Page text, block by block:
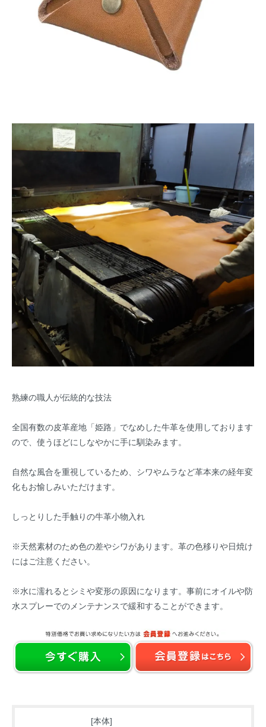
熟練の職人が伝統的な技法
全国有数の皮革産地「姫路」でなめした牛革を使用しております
ので、使うほどにしなやかに手に馴染みます。
自然な風合を重視しているため、シワやムラなど革本来の経年変
化もお愉しみいただけます。
しっとりした手触りの牛革小物入れ
※天然素材のため色の差やシワがあります。革の色移りや日焼け
にはご注意ください。
※水に濡れるとシミや変形の原因になります。事前にオイルや防
水スプレーでのメンテナンスで緩和することができます。
[本体]